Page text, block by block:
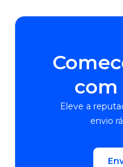
com
Eleve a
envio